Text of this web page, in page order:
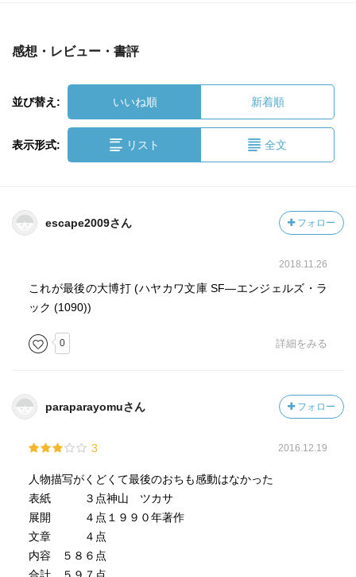
感想・レビュー・書評
並び替え: いいね順 新着順
表示形式: リスト 全文
escape2009さん フォロー
2018.11.26
これが最後の大博打 (ハヤカワ文庫 SF―エンジェルズ・ラ
ック (1090))
0 詳細をみる
paraparayomuさん フォロー
3 2016.12.19
人物描写がくどくて最後のおちも感動はなかった
表紙 ３点神山 ツカサ
展開 ４点１９９０年著作
文章 ４点
内容 ５８６点